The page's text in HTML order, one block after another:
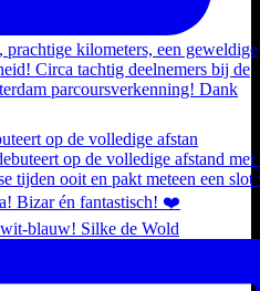
op de volledige afstan
blauw! Silke de Wold